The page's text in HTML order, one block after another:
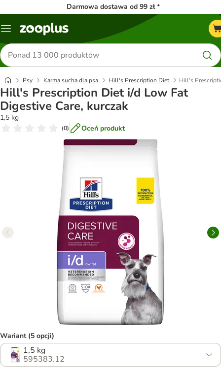
Darmowa dostawa od 99 zł *
Menu
Szukaj
produktów
Psy Karma sucha dla psa Hill's Prescription Diet Hill's
Hill's Prescription Diet i/d Low Fat
Digestive Care, kurczak
1,5 kg
(0) Oceń produkt
Wariant (5 opcji)
1,5 kg
595383.12